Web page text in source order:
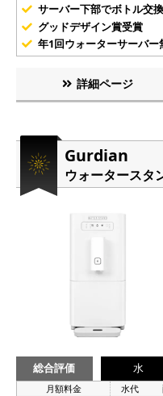
サーバー下部でボトル交
グッドデザイン賞受賞
年1回ウォーターサーバー
詳細ページ
Gurdian
ウォータースタ
総合評価 水
月額料金 水代